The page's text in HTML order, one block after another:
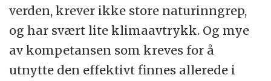
verden, krever ikke store naturinngrep,
og har svært lite klimaavtrykk. Og mye
av kompetansen som kreves for å
utnytte den effektivt finnes allerede i